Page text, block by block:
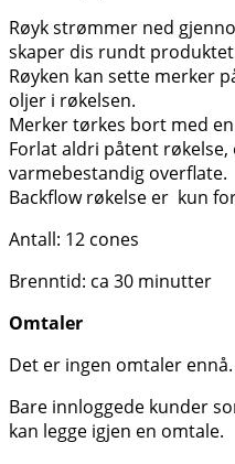
Røyk strømmer ned
skaper dis rundt
Røyken kan sette merker
oljer i røkelsen.
Merker tørkes bort med
Forlat aldri påtent
varmebestandig overflate.
Backflow røkelse er kun
Antall: 12 cones
Brenntid: ca 30 minutter
Omtaler
Det er ingen omtaler ennå.
Bare innloggede kunder
kan legge igjen en omtale.